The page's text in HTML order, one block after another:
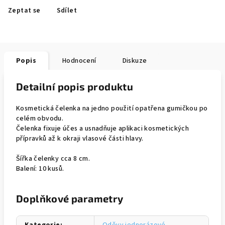
Zeptat se Sdílet
Popis Hodnocení Diskuze
Detailní popis produktu
Kosmetická čelenka na jedno použití opatřena gumičkou po
celém obvodu.
Čelenka fixuje účes a usnadňuje aplikaci kosmetických
přípravků až k okraji vlasové části hlavy.
Šířka čelenky cca 8 cm.
Balení: 10 kusů.
Doplňkové parametry